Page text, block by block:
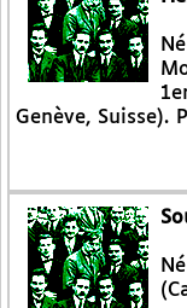
Genève, Suisse).